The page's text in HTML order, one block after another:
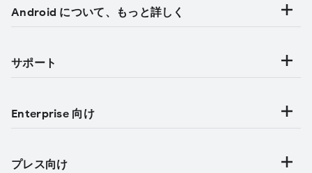
Android について、もっと詳しく
サポート
Enterprise 向け
プレス向け